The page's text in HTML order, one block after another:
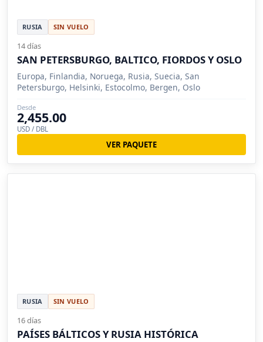
RUSIA SIN VUELO
14 días
SAN PETERSBURGO, BALTICO, FIORDOS Y OSLO
Europa, Finlandia, Noruega, Rusia, Suecia, San
Petersburgo, Helsinki, Estocolmo, Bergen, Oslo
Desde
2,455.00
USD / DBL
VER PAQUETE
RUSIA SIN VUELO
16 días
PAÍSES BÁLTICOS Y RUSIA HISTÓRICA